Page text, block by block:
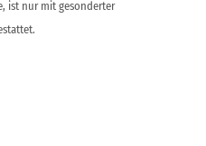
ist nur mit gesonderter